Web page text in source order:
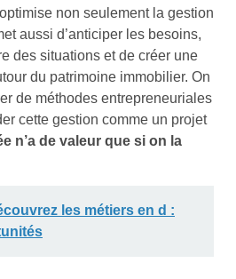
non seulement la gestion
aussi d’anticiper les besoins,
des situations et de créer une
du patrimoine immobilier. On
de méthodes entrepreneuriales
cette gestion comme un projet
n’a de valeur que si on la
les métiers en d :